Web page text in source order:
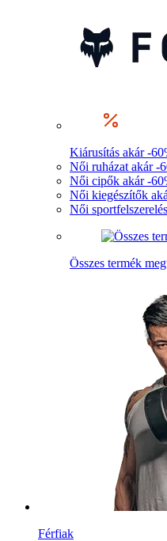
Kiárusítás akár -
Női ruházat akár -
Női cipők akár -
Női kiegészítők
Női
Összes termék
Férfiak